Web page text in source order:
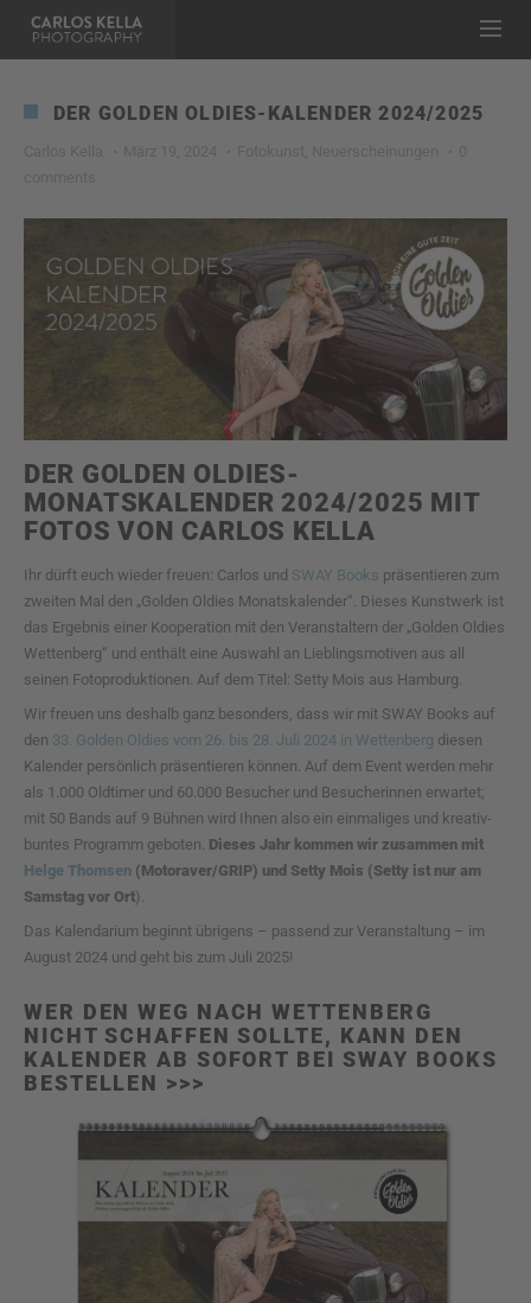
DER GOLDEN OLDIES-KALENDER 2024/2025
DER GOLDEN OLDIES-
MONATSKALENDER 2024/2025 MIT
FOTOS VON CARLOS KELLA
Ihr dürft euch wieder freuen: Carlos und SWAY Books präsentieren zum
zweiten Mal den „Golden Oldies Monatskalender“. Dieses Kunstwerk ist
das Ergebnis einer Kooperation mit den Veranstaltern der „Golden Oldies
Wettenberg“ und enthält eine Auswahl an Lieblingsmotiven aus all
seinen Fotoproduktionen. Auf dem Titel: Setty Mois aus Hamburg.
Wir freuen uns deshalb ganz besonders, dass wir mit SWAY Books auf
den 33. Golden Oldies vom 26. bis 28. Juli 2024 in Wettenberg diesen
Kalender persönlich präsentieren können. Auf dem Event werden mehr
als 1.000 Oldtimer und 60.000 Besucher und Besucherinnen erwartet;
mit 50 Bands auf 9 Bühnen wird Ihnen also ein einmaliges und kreativ-
buntes Programm geboten. Dieses Jahr kommen wir zusammen mit
Helge Thomsen (Motoraver/GRIP) und Setty Mois (Setty ist nur am
Samstag vor Ort).
Das Kalendarium beginnt übrigens – passend zur Veranstaltung – im
August 2024 und geht bis zum Juli 2025!
WER DEN WEG NACH WETTENBERG
NICHT SCHAFFEN SOLLTE, KANN DEN
KALENDER AB SOFORT BEI SWAY BOOKS
BESTELLEN >>>